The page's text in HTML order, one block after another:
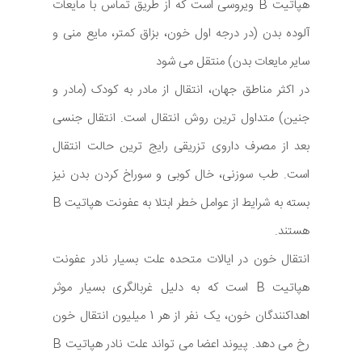
هپاتیت B ویروسی است که از طریق تماس با مایعات
آلوده بدن (در درجه اول خون، بزاق کمتر، مایع منی و
سایر مایعات بدن) منتقل می شود
در اکثر مناطق جهان، انتقال از مادر به کودک (مادر و
جنین) متداول ترین روش انتقال است. انتقال جنسی
بعد از مصرف داروی تزریقی رایج ترین حالت انتقال
است. طب سوزنی، خال کوبی و سوراخ کردن بدن نیز
بسته به شرایط از عوامل خطر ابتلا به عفونت هپاتیت B
هستند.
انتقال خون در ایالات متحده علت بسیار نادر عفونت
هپاتیت B است که به دلیل غربالگری بسیار موثر
اهداکنندگان خون، یک نفر از هر 1 میلیون انتقال خون
رخ می دهد. پیوند اعضا می تواند علت نادر هپاتیت B